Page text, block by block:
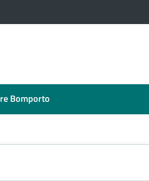
Bomporto